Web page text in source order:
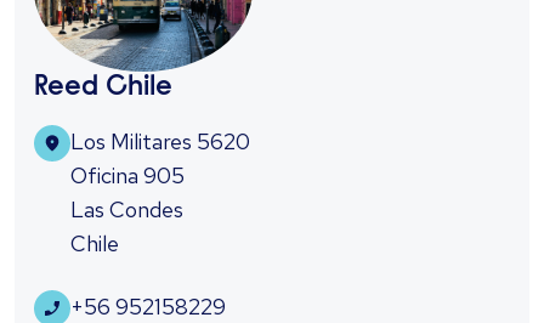
Reed Chile
Los Militares 5620
Oficina 905
Las Condes
Chile
+56 952158229